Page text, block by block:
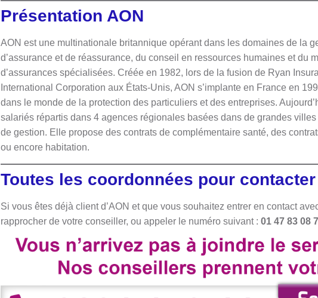
Présentation AON
AON est une multinationale britannique opérant dans les domaines de la
d’assurance et de réassurance, du conseil en ressources humaines et du
d’assurances spécialisées. Créée en 1982, lors de la fusion de Ryan
International Corporation aux États-Unis, AON s’implante en France en
dans le monde de la protection des particuliers et des entreprises.
salariés répartis dans 4 agences régionales basées dans de grandes
de gestion. Elle propose des contrats de complémentaire santé, des
ou encore habitation.
Toutes les coordonnées pour contacter
Si vous êtes déjà client d’AON et que vous souhaitez entrer en contact
rapprocher de votre conseiller, ou appeler le numéro suivant : 01 47 83 08